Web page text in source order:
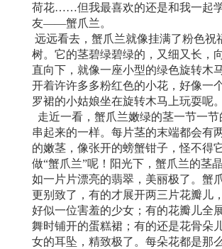
荷花……但我最喜欢的还是和我一起
友——蟹爪兰。
远远看去，蟹爪兰就像挂满了粉色祝
树。它的茎碧绿碧绿的，又细又长，
直向下，就像一座小型的绿色旋转木
开着许许多多粉红色的小花，好像一
罗裙的小姑娘坐在旋转木马上玩耍呢。
走近一看，蟹爪兰嫩绿的茎一节一节
串起来的一样。每片茎的末端都会有
的嫩茎，像张开的螃蟹钳子，怪不得
做“蟹爪兰”呢！阳光下，蟹爪兰的茎
如一片片漂亮的翡翠，美丽极了。蟹
更别致了，有的才展开两三片花瓣儿
好似一位害羞的少女；有的花瓣儿全
舞时铺开的蛋糕裙；有的还是花骨朵
女的耳坠，精致极了。每朵花都是那